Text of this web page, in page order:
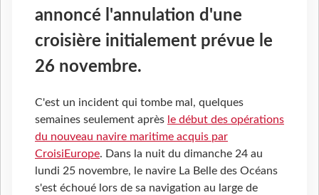
annoncé l'annulation d'une
croisière initialement prévue le
26 novembre.
C'est un incident qui tombe mal, quelques
semaines seulement après le début des opérations
du nouveau navire maritime acquis par
CroisiEurope. Dans la nuit du dimanche 24 au
lundi 25 novembre, le navire La Belle des Océans
s'est échoué lors de sa navigation au large de